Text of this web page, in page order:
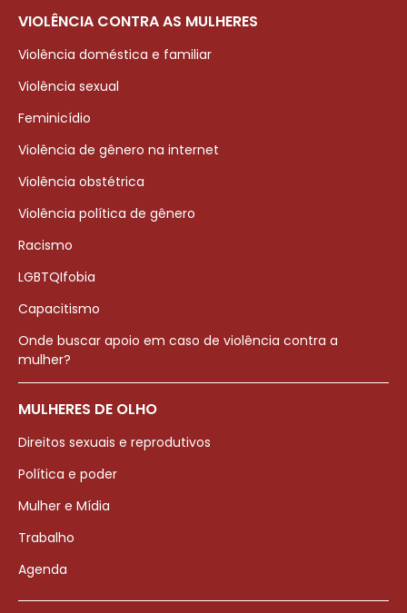
VIOLÊNCIA CONTRA AS MULHERES
Violência doméstica e familiar
Violência sexual
Feminicídio
Violência de gênero na internet
Violência obstétrica
Violência política de gênero
Racismo
LGBTQIfobia
Capacitismo
Onde buscar apoio em caso de violência contra a
mulher?
MULHERES DE OLHO
Direitos sexuais e reprodutivos
Política e poder
Mulher e Mídia
Trabalho
Agenda